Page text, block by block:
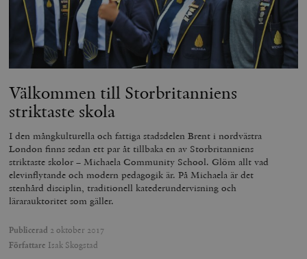
Välkommen till Storbritanniens
striktaste skola
I den mångkulturella och fattiga stadsdelen Brent i nordvästra
London finns sedan ett par åt tillbaka en av Storbritanniens
striktaste skolor – Michaela Community School. Glöm allt vad
elevinflytande och modern pedagogik är. På Michaela är det
stenhård disciplin, traditionell katederundervisning och
lärarauktoritet som gäller.
Publicerad 2 oktober 2017
Författare Isak Skogstad